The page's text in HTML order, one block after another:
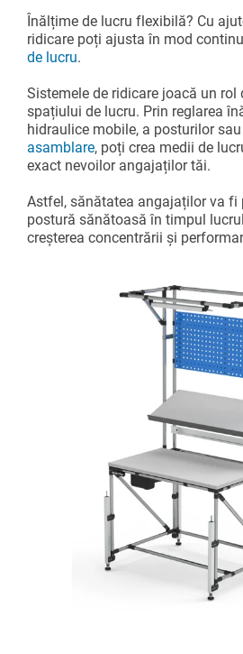
Înălțime de lucru flexibilă? Cu
ridicare poți ajusta în mod
de lucru.
Sistemele de ridicare joacă un
spațiului de lucru. Prin reglarea
hidraulice mobile, a posturilor
asamblare, poți crea medii de
exact nevoilor angajaților tăi.
Astfel, sănătatea angajaților va fi
postură sănătoasă în timpul
creșterea concentrării și